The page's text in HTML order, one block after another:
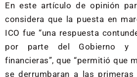
En este artículo de opinión
considera que la puesta en
ICO fue “una respuesta
por parte del Gobierno y
financieras”, que “permitió que
se derrumbaran a las